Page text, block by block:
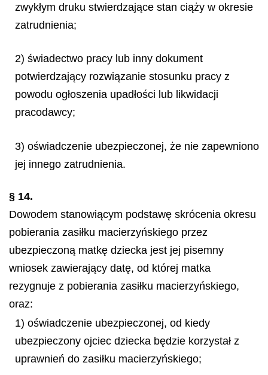
zwykłym druku stwierdzające stan ciąży w okresie
zatrudnienia;
2) świadectwo pracy lub inny dokument
potwierdzający rozwiązanie stosunku pracy z
powodu ogłoszenia upadłości lub likwidacji
pracodawcy;
3) oświadczenie ubezpieczonej, że nie zapewniono
jej innego zatrudnienia.
§ 14.
Dowodem stanowiącym podstawę skrócenia okresu
pobierania zasiłku macierzyńskiego przez
ubezpieczoną matkę dziecka jest jej pisemny
wniosek zawierający datę, od której matka
rezygnuje z pobierania zasiłku macierzyńskiego,
oraz:
1) oświadczenie ubezpieczonej, od kiedy
ubezpieczony ojciec dziecka będzie korzystał z
uprawnień do zasiłku macierzyńskiego;